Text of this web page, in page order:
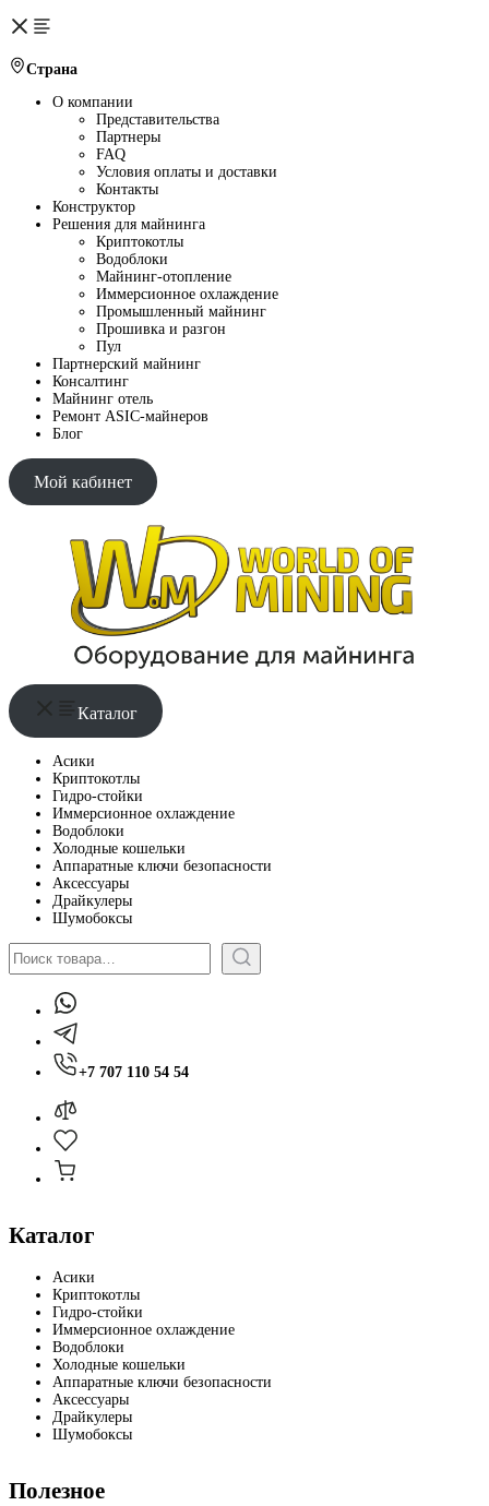
Страна
О компании
Представительства
Партнеры
FAQ
Условия оплаты и доставки
Контакты
Конструктор
Решения для майнинга
Криптокотлы
Водоблоки
Майнинг-отопление
Иммерсионное охлаждение
Промышленный майнинг
Прошивка и разгон
Пул
Партнерский майнинг
Консалтинг
Майнинг отель
Ремонт ASIC-майнеров
Блог
Мой кабинет
Каталог
Асики
Криптокотлы
Гидро-стойки
Иммерсионное охлаждение
Водоблоки
Холодные кошельки
Аппаратные ключи безопасности
Аксессуары
Драйкулеры
Шумобоксы
Поиск
+7 707 110 54 54
Каталог
Асики
Криптокотлы
Гидро-стойки
Иммерсионное охлаждение
Водоблоки
Холодные кошельки
Аппаратные ключи безопасности
Аксессуары
Драйкулеры
Шумобоксы
Полезное